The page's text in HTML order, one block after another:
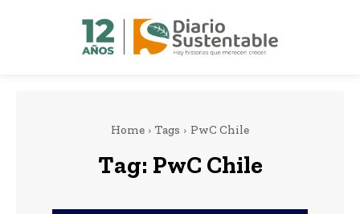
Home Tags PwC Chile
Tag: PwC Chile